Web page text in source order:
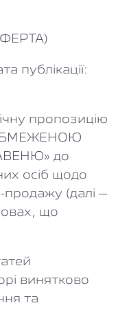
публікації:
пропозицію
до
осіб щодо
продажу (далі –
що
винятково
та